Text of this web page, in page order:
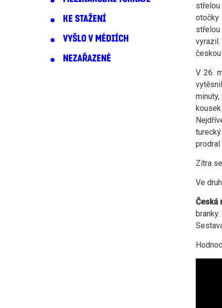
KE STAŽENÍ
VYŠLO V MÉDIÍCH
NEZAŘAZENÉ
střelou
V 26.
prodral
Zítra
Ve
Česká
branky: